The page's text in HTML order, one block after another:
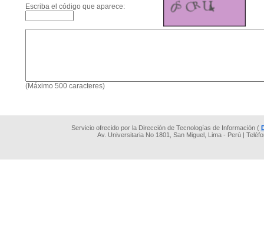
Escriba el código que aparece:
(Máximo 500 caracteres)
Servicio ofrecido por la Dirección de Tecnologías de Información (
Av. Universitaria No 1801, San Miguel, Lima - Perú |